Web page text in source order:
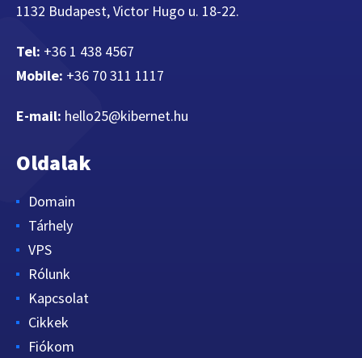
1132 Budapest, Victor Hugo u. 18-22.
Tel: +36 1 438 4567
Mobile: +36 70 311 1117
E-mail: hello25@kibernet.hu
Oldalak
Domain
Tárhely
VPS
Rólunk
Kapcsolat
Cikkek
Fiókom